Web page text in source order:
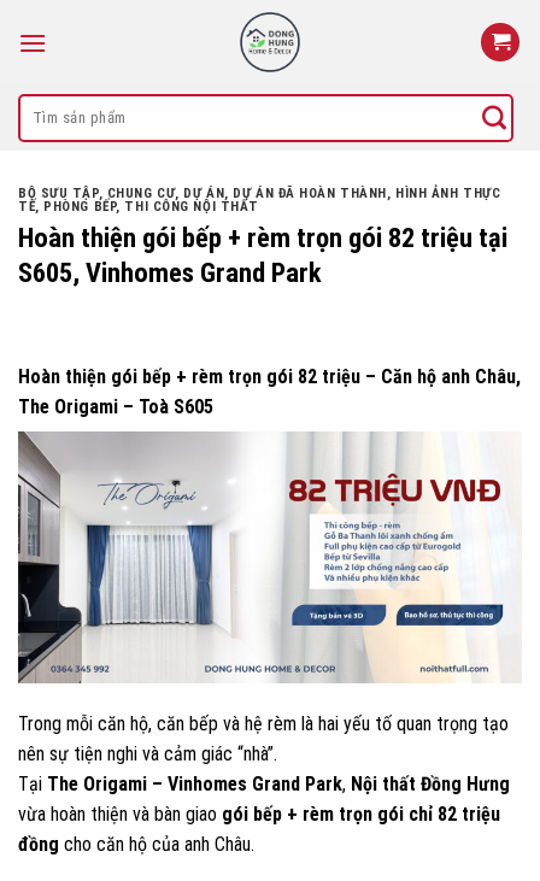
Search
for:
BỘ SƯU TẬP, CHUNG CƯ, DỰ ÁN, DỰ ÁN ĐÃ HOÀN THÀNH, HÌNH ẢNH THỰC
TẾ, PHÒNG BẾP, THI CÔNG NỘI THẤT
Hoàn thiện gói bếp + rèm trọn gói 82 triệu tại
S605, Vinhomes Grand Park
Hoàn thiện gói bếp + rèm trọn gói 82 triệu – Căn hộ anh Châu,
The Origami – Toà S605
Trong mỗi căn hộ, căn bếp và hệ rèm là hai yếu tố quan trọng tạo
nên sự tiện nghi và cảm giác “nhà”.
Tại The Origami – Vinhomes Grand Park, Nội thất Đồng Hưng
vừa hoàn thiện và bàn giao gói bếp + rèm trọn gói chỉ 82 triệu
đồng cho căn hộ của anh Châu.